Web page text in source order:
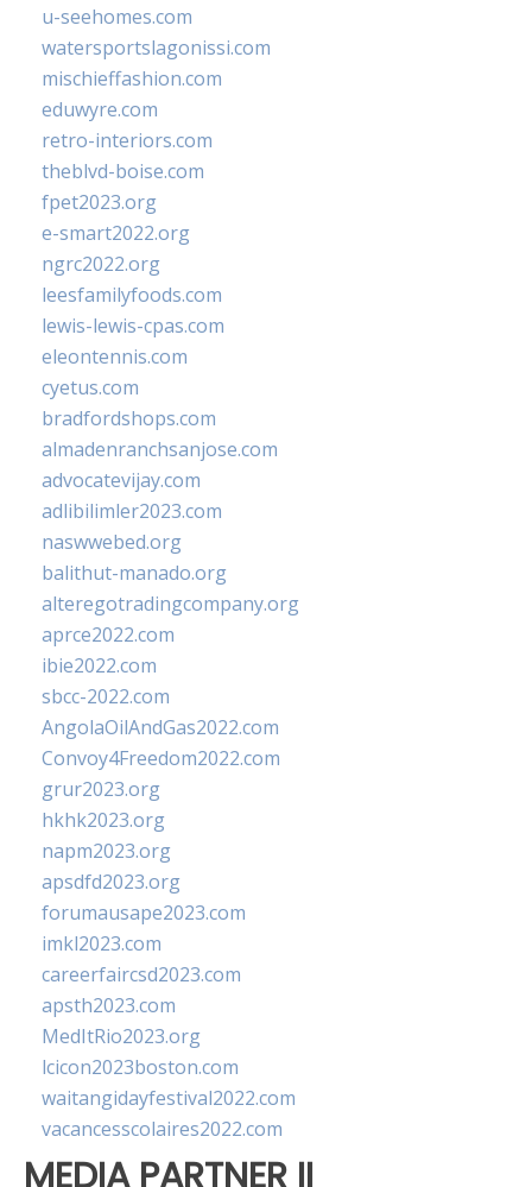
u-seehomes.com
watersportslagonissi.com
mischieffashion.com
eduwyre.com
retro-interiors.com
theblvd-boise.com
fpet2023.org
e-smart2022.org
ngrc2022.org
leesfamilyfoods.com
lewis-lewis-cpas.com
eleontennis.com
cyetus.com
bradfordshops.com
almadenranchsanjose.com
advocatevijay.com
adlibilimler2023.com
naswwebed.org
balithut-manado.org
alteregotradingcompany.org
aprce2022.com
ibie2022.com
sbcc-2022.com
AngolaOilAndGas2022.com
Convoy4Freedom2022.com
grur2023.org
hkhk2023.org
napm2023.org
apsdfd2023.org
forumausape2023.com
imkl2023.com
careerfaircsd2023.com
apsth2023.com
MedItRio2023.org
lcicon2023boston.com
waitangidayfestival2022.com
vacancesscolaires2022.com
MEDIA PARTNER II